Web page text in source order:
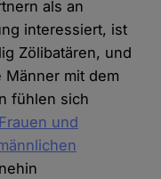
als an
interessiert, ist
Zölibatären, und
mit dem
fühlen sich
und